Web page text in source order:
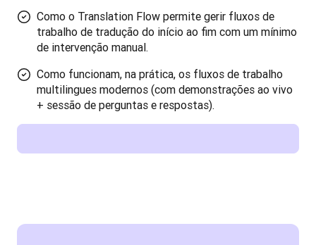
Como o Translation Flow permite gerir fluxos de
trabalho de tradução do início ao fim com um mínimo
de intervenção manual.
Como funcionam, na prática, os fluxos de trabalho
multilingues modernos (com demonstrações ao vivo
+ sessão de perguntas e respostas).